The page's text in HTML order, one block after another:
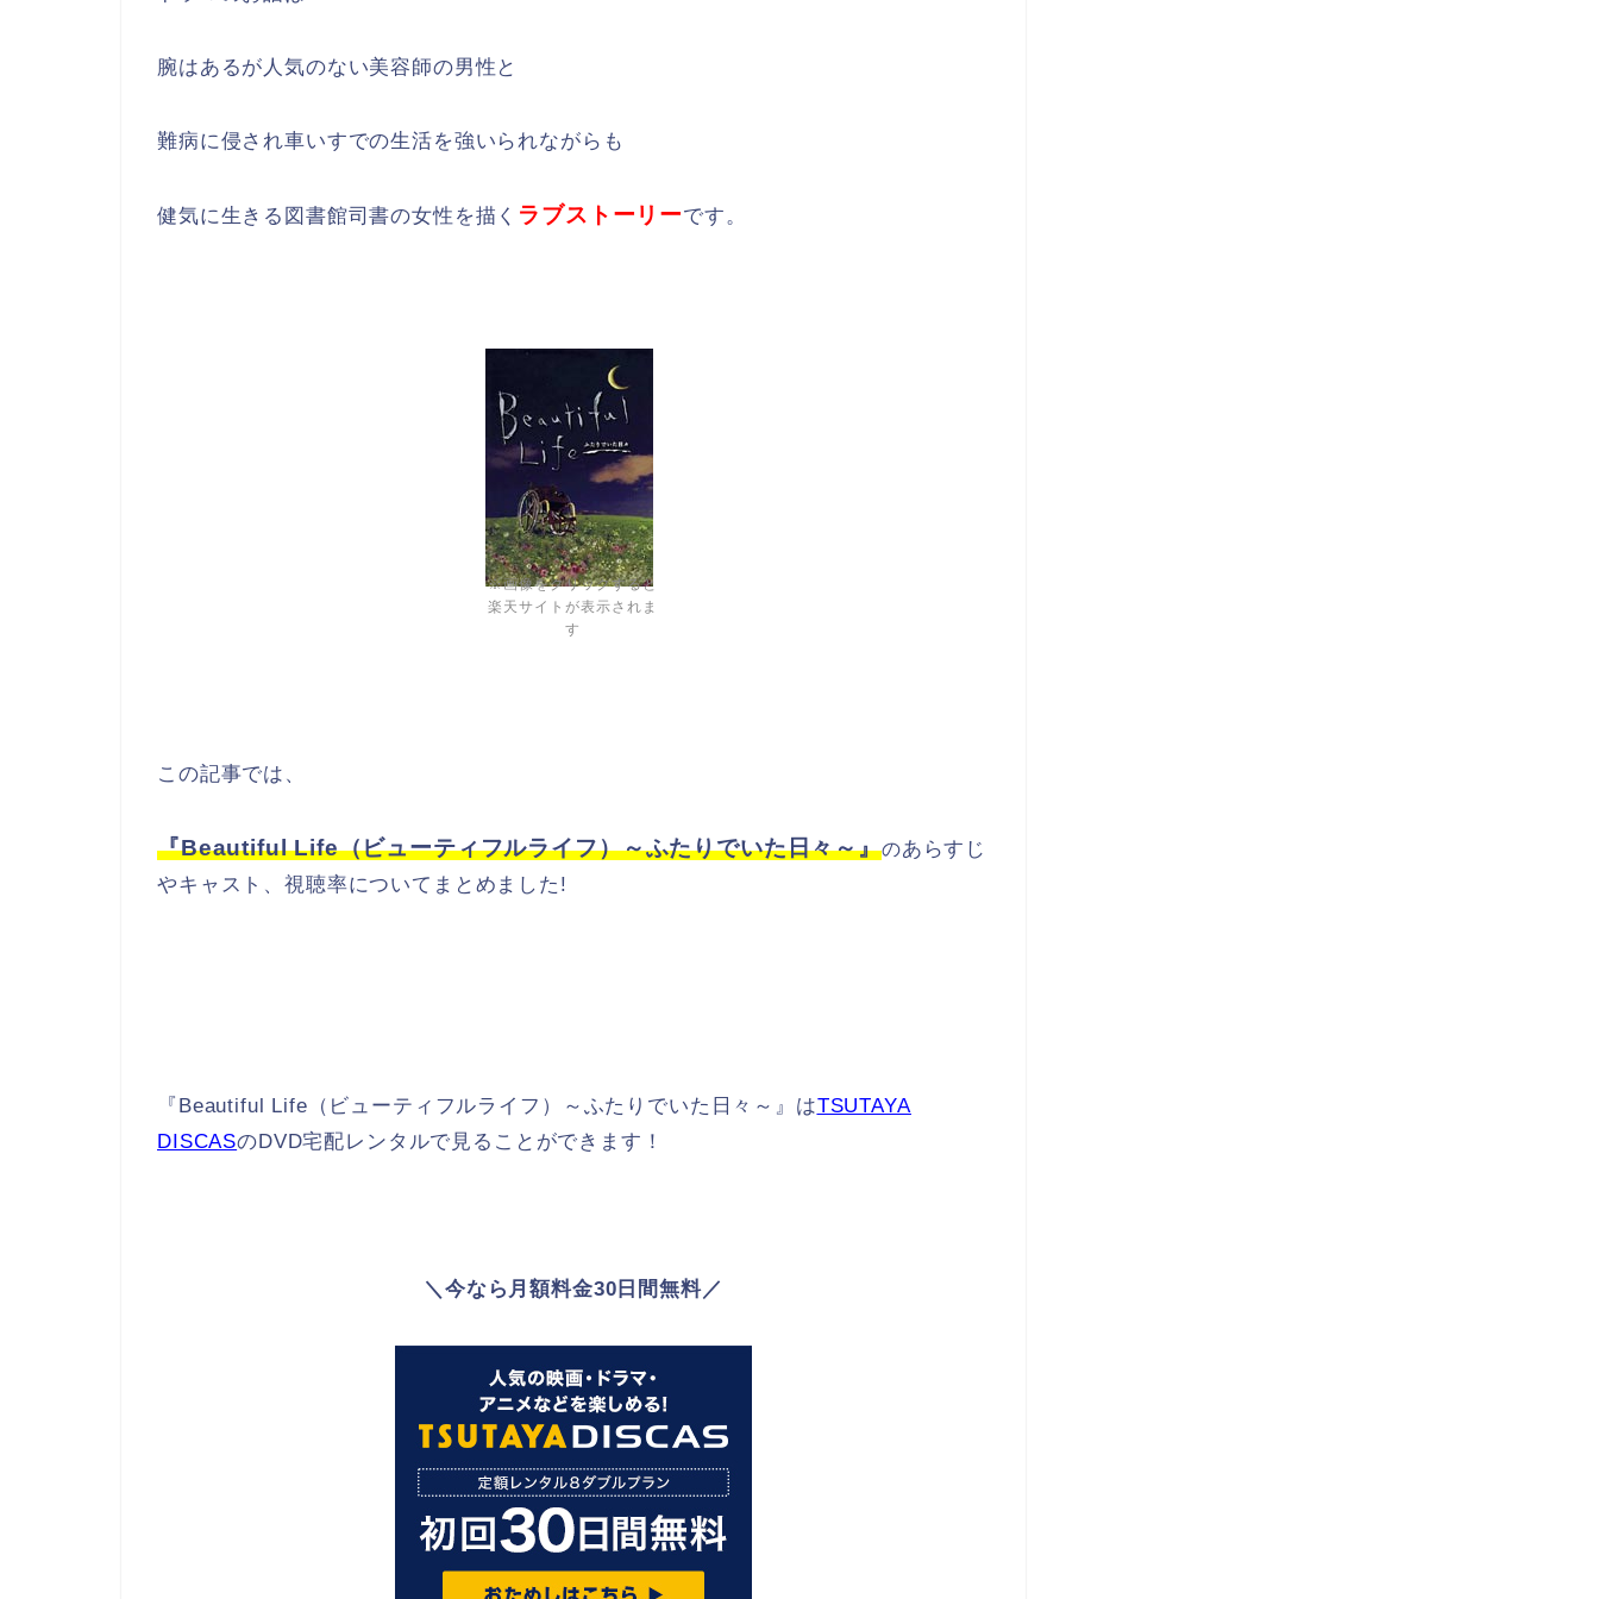
腕はあるが人気のない美容師の男性と
難病に侵され車いすでの生活を強いられながらも
健気に生きる図書館司書の女性を描く ラブストーリーです。
※画像をクリックすると
楽天サイトが表示されま
す
この記事では、
『Beautiful Life（ビューティフルライフ）～ふたりでいた日々～』のあらすじ
やキャスト、視聴率についてまとめました!
『Beautiful Life（ビューティフルライフ）～ふたりでいた日々～』はTSUTAYA
DISCASのDVD宅配レンタルで見ることができます！
＼今なら月額料金30日間無料／